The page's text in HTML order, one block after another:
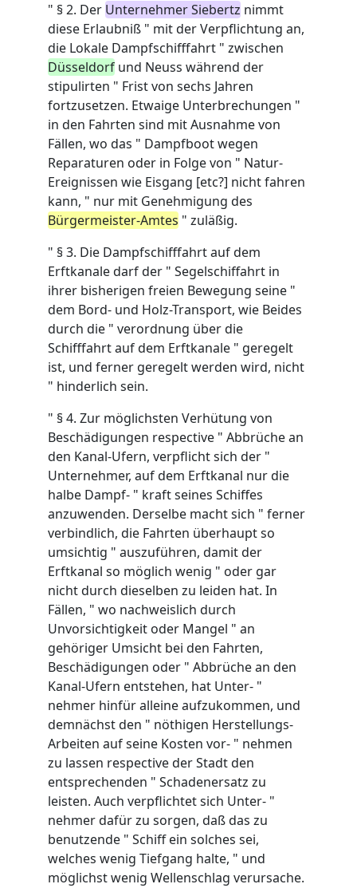
" § 2. Der Unternehmer Siebertz nimmt
diese Erlaubniß " mit der Verpflichtung an,
die Lokale Dampfschifffahrt " zwischen
Düsseldorf und Neuss während der
stipulirten " Frist von sechs Jahren
fortzusetzen. Etwaige Unterbrechungen "
in den Fahrten sind mit Ausnahme von
Fällen, wo das " Dampfboot wegen
Reparaturen oder in Folge von " Natur-
Ereignissen wie Eisgang [etc?] nicht fahren
kann, " nur mit Genehmigung des
Bürgermeister-Amtes " zuläßig.
" § 3. Die Dampfschifffahrt auf dem
Erftkanale darf der " Segelschiffahrt in
ihrer bisherigen freien Bewegung seine "
dem Bord- und Holz-Transport, wie Beides
durch die " verordnung über die
Schifffahrt auf dem Erftkanale " geregelt
ist, und ferner geregelt werden wird, nicht
" hinderlich sein.
" § 4. Zur möglichsten Verhütung von
Beschädigungen respective " Abbrüche an
den Kanal-Ufern, verpflicht sich der "
Unternehmer, auf dem Erftkanal nur die
halbe Dampf- " kraft seines Schiffes
anzuwenden. Derselbe macht sich " ferner
verbindlich, die Fahrten überhaupt so
umsichtig " auszuführen, damit der
Erftkanal so möglich wenig " oder gar
nicht durch dieselben zu leiden hat. In
Fällen, " wo nachweislich durch
Unvorsichtigkeit oder Mangel " an
gehöriger Umsicht bei den Fahrten,
Beschädigungen oder " Abbrüche an den
Kanal-Ufern entstehen, hat Unter- "
nehmer hinfür alleine aufzukommen, und
demnächst den " nöthigen Herstellungs-
Arbeiten auf seine Kosten vor- " nehmen
zu lassen respective der Stadt den
entsprechenden " Schadenersatz zu
leisten. Auch verpflichtet sich Unter- "
nehmer dafür zu sorgen, daß das zu
benutzende " Schiff ein solches sei,
welches wenig Tiefgang halte, " und
möglichst wenig Wellenschlag verursache.